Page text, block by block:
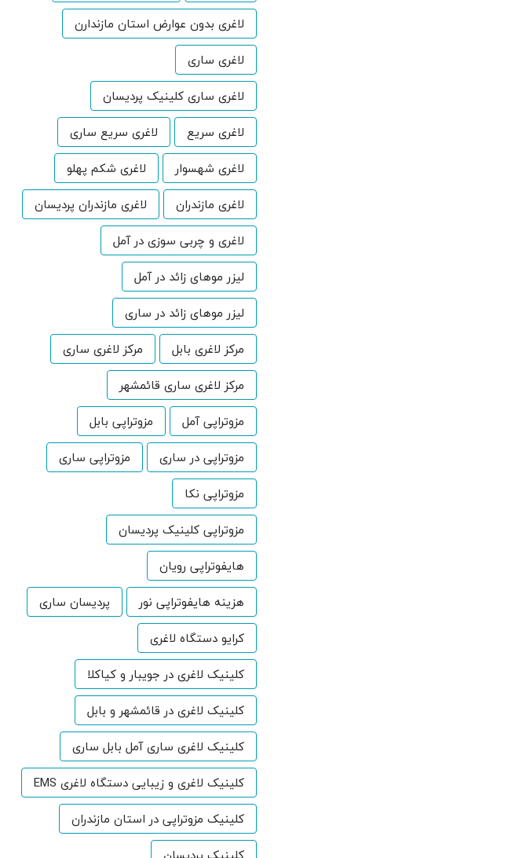
لاغری بدون عوارض استان مازندارن
لاغری ساری
لاغری ساری کلینیک پردیسان
لاغری سریع
لاغری سریع ساری
لاغری شهسوار
لاغری شکم پهلو
لاغری مازندران
لاغری مازندران پردیسان
لاغری و چربی سوزی در آمل
لیزر موهای زائد در آمل
لیزر موهای زائد در ساری
مرکز لاغری بابل
مرکز لاغری ساری
مرکز لاغری ساری قائمشهر
مزوتراپی آمل
مزوتراپی بابل
مزوتراپی در ساری
مزوتراپی ساری
مزوتراپی نکا
مزوتراپی کلینیک پردیسان
هایفوتراپی رویان
هزینه هایفوتراپی نور
پردیسان ساری
کرایو دستگاه لاغری
کلینیک لاغری در جویبار و کیاکلا
کلینیک لاغری در قائمشهر و بابل
کلینیک لاغری ساری آمل بابل ساری
کلینیک لاغری و زیبایی دستگاه لاغری EMS
کلینیک مزوتراپی در استان مازندران